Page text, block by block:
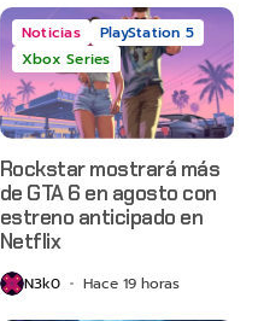
Noticias
PlayStation 5
Xbox Series
Rockstar mostrará más
de GTA 6 en agosto con
estreno anticipado en
Netflix
N3k0 Hace 19 horas